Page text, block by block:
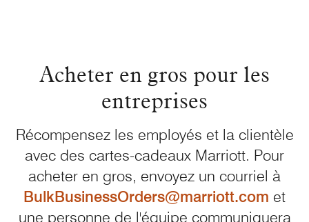
Acheter en gros pour les
entreprises
Récompensez les employés et la clientèle
avec des cartes-cadeaux Marriott. Pour
acheter en gros, envoyez un courriel à
BulkBusinessOrders@marriott.com et
une personne de l'équipe communiquera